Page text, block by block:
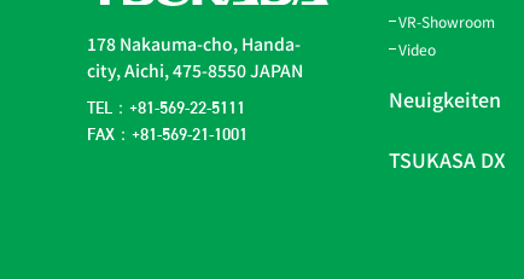
178 Nakauma-cho, Handa-
city, Aichi, 475-8550 JAPAN
TEL：+81-569-22-5111
FAX：+81-569-21-1001
VR-Showroom
Video
Neuigkeiten
TSUKASA DX